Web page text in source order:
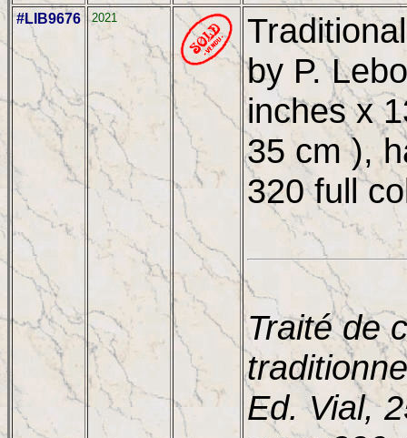
#LIB9676 2021
by P.
inches x
35 cm ),
320 full
Traité de
Ed. Vial,